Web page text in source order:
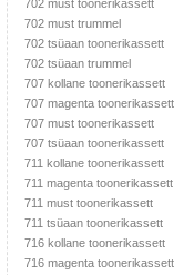
702 must toonerikassett
702 must trummel
702 tsüaan toonerikassett
702 tsüaan trummel
707 kollane toonerikassett
707 magenta toonerikassett
707 must toonerikassett
707 tsüaan toonerikassett
711 kollane toonerikassett
711 magenta toonerikassett
711 must toonerikassett
711 tsüaan toonerikassett
716 kollane toonerikassett
716 magenta toonerikassett